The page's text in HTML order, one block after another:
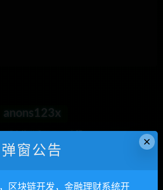
anons123x
×
弹窗公告
区块链开发，金融理财系统开